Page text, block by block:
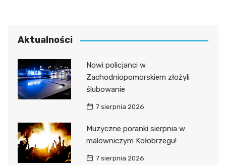
Aktualności
Nowi policjanci w
Zachodniopomorskiem złożyli
ślubowanie
7 sierpnia 2026
Muzyczne poranki sierpnia w
malowniczym Kołobrzegu!
7 sierpnia 2026